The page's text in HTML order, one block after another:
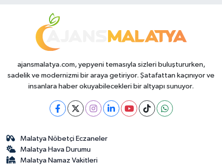
ajansmalatya.com, yepyeni temasıyla sizleri buluştururken,
sadelik ve modernizmi bir araya getiriyor. Şatafattan kaçınıyor ve
insanlara haber okuyabilecekleri bir altyapı sunuyor.
Malatya Nöbetçi Eczaneler
Malatya Hava Durumu
Malatya Namaz Vakitleri